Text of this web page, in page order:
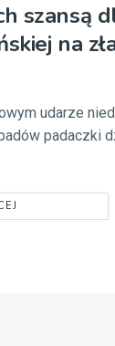
szansą
na
udarze
padaczki